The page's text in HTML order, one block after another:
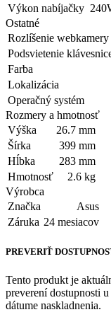
Výkon nabíjačky
Ostatné
Rozlíšenie webkamery
Podsvietenie
Farba
Lokalizácia
Operačný systém
Rozmery a hmotnosť
Výška
26.7 mm
Šírka
399 mm
Hĺbka
283 mm
Hmotnosť
2.6 kg
Výrobca
Značka
Asus
Záruka 24 mesiacov
PREVERIŤ
Tento produkt je
preverení dostupnosti
dátume naskladnenia.